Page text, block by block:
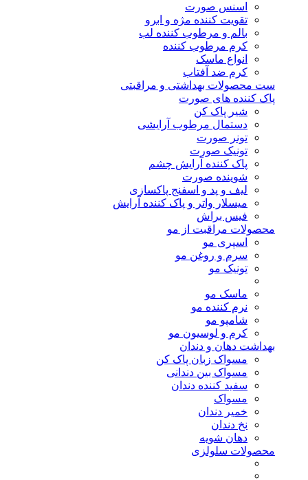
اسنس صورت
تقویت کننده مژه و ابرو
بالم و مرطوب کننده لب
کرم مرطوب کننده
انواع ماسک
کرم ضد آفتاب
ست محصولات بهداشتی و مراقبتی
پاک کننده های صورت
شیر پاک کن
دستمال مرطوب آرایشی
تونر صورت
تونیک صورت
پاک کننده آرایش چشم
شوینده صورت
لیف و پد و اسفنج پاکسازی
میسلار واتر و پاک کننده آرایش
فیس براش
محصولات مراقبت از مو
اسپری مو
سرم و روغن مو
تونیک مو
ماسک مو
نرم کننده مو
شامپو مو
کرم و لوسیون مو
بهداشت دهان و دندان
مسواک زبان پاک کن
مسواک بین دندانی
سفید کننده دندان
مسواک
خمیر دندان
نخ دندان
دهان شویه
محصولات سلولزی